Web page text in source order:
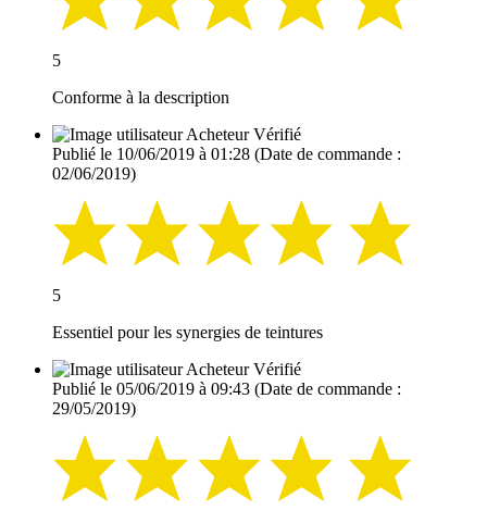
5
Conforme à la description
Acheteur Vérifié
Publié le 10/06/2019 à 01:28 (Date de commande :
02/06/2019)
5
Essentiel pour les synergies de teintures
Acheteur Vérifié
Publié le 05/06/2019 à 09:43 (Date de commande :
29/05/2019)